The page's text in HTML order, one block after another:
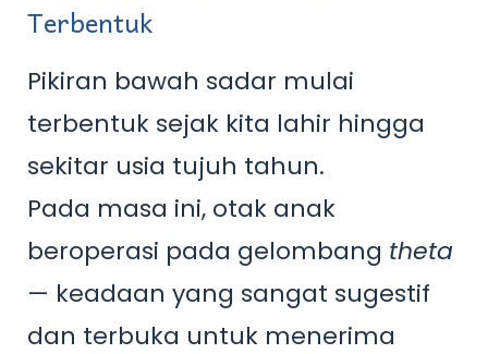
Terbentuk
Pikiran bawah sadar mulai
terbentuk sejak kita lahir hingga
sekitar usia tujuh tahun.
Pada masa ini, otak anak
beroperasi pada gelombang theta
— keadaan yang sangat sugestif
dan terbuka untuk menerima